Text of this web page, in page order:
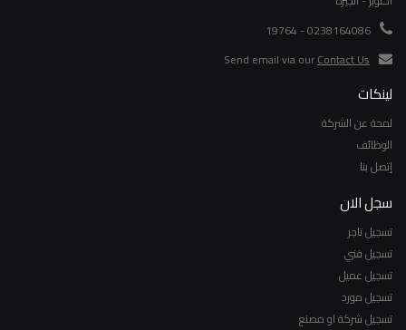
0238164086 - 19764
Send email via ourContact Us
لينكات
لمحة عن الشركة
الوظائف
إتصل بنا
سجل الان
تسجيل تاجر
تسجيل فني
تسجيل عميل
تسجيل مورد
تسجيل شركة او مصنع